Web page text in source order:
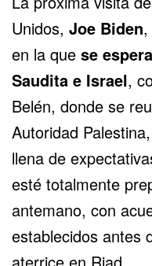
Unidos, Joe Biden
en la que se
Saudita e Israel,
Belén, donde se
Autoridad Palestina,
llena de
esté totalmente
antemano, con
establecidos antes